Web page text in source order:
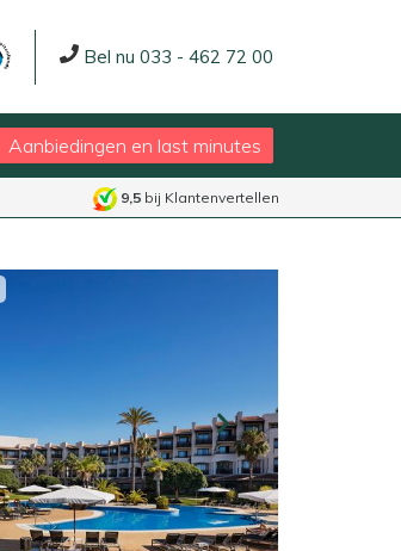
Bel nu 033 - 462 72 00
Aanbiedingen en last minutes
9,5bij Klantenvertellen